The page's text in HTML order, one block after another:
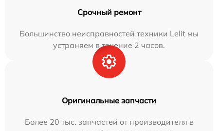
Срочный ремонт
Большинство неисправностей техники Lelit мы
устраняем в течение 2 часов.
Оригинальные запчасти
Более 20 тыс. запчастей от производителя в